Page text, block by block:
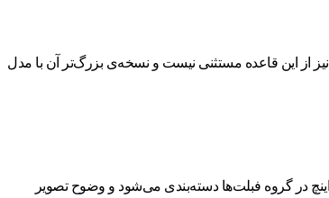
همان‌طور که می‌دانید شرکت «اپل» طبق روال هرساله‌ی خود جدیدترین محصولاتش را در دو نسخه‌ی مختلف تولید می‌کند و در اختیار کاربران قرار می‌دهد. آیفون 7 نیز از این قاعده مستثنی نیست و نسخه‌ی بزرگ‌تر آن با مدل
صفحه‌نمایش آیفون7 پلاس 32| iPhone 7 Plus – 32 از نوع LCD است و در ساخت آن از فناوری IPS بهره گرفته شده است. این نمایشگر با داشتن اندازه‌ای معادل 5.5 اینچ در گروه فبلت‌ها دسته‌بندی می‌شود و وضوح تصویر